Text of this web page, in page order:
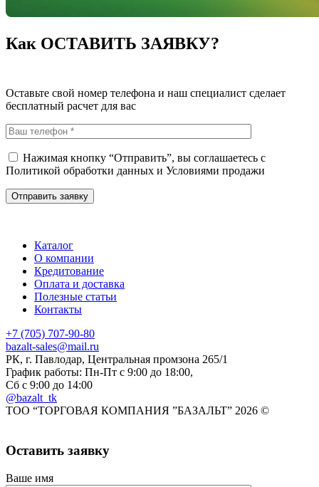
Как ОСТАВИТЬ ЗАЯВКУ?
Оставьте свой номер телефона и наш специалист сделает
бесплатный расчет для вас
Нажимая кнопку “Отправить”, вы соглашаетесь с
Политикой обработки данных и Условиями продажи
Каталог
О компании
Кредитование
Оплата и доставка
Полезные статьи
Контакты
+7 (705) 707-90-80
bazalt-sales@mail.ru
РК, г. Павлодар, Центральная промзона 265/1
График работы: Пн-Пт с 9:00 до 18:00,
Сб с 9:00 до 14:00
@bazalt_tk
ТОО “ТОРГОВАЯ КОМПАНИЯ ”БАЗАЛЬТ” 2026 ©
Оставить заявку
Ваше имя